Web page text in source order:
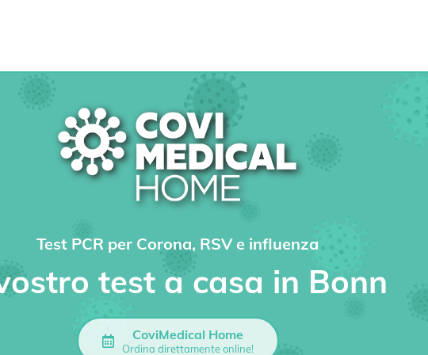
Test PCR per Corona, RSV e influenza
test a casa in Bonn
CoviMedical Home
Ordina direttamente online!